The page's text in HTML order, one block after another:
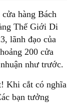
hàng Bách
Thế Giới Di
lãnh đạo của
200 cửa
như trước.
Khi cắt có nghĩa
bạn tưởng